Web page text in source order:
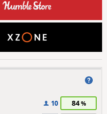
10 84